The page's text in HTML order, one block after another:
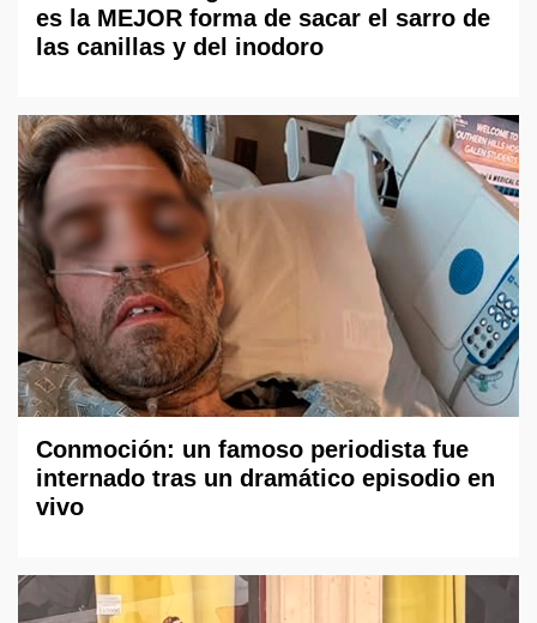
es la MEJOR forma de sacar el sarro de
las canillas y del inodoro
Conmoción: un famoso periodista fue
internado tras un dramático episodio en
vivo